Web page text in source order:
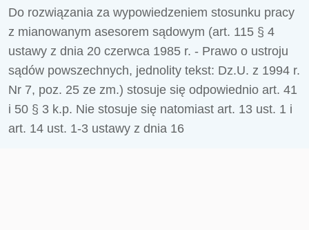
Do rozwiązania za wypowiedzeniem stosunku pracy
z mianowanym asesorem sądowym (art. 115 § 4
ustawy z dnia 20 czerwca 1985 r. - Prawo o ustroju
sądów powszechnych, jednolity tekst: Dz.U. z 1994 r.
Nr 7, poz. 25 ze zm.) stosuje się odpowiednio art. 41
i 50 § 3 k.p. Nie stosuje się natomiast art. 13 ust. 1 i
art. 14 ust. 1-3 ustawy z dnia 16